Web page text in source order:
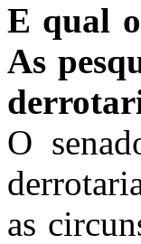
E qual
As
O
as